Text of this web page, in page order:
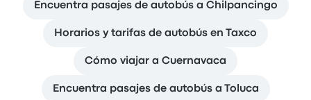
Encuentra pasajes de autobús a Chilpancingo
Horarios y tarifas de autobús en Taxco
Cómo viajar a Cuernavaca
Encuentra pasajes de autobús a Toluca